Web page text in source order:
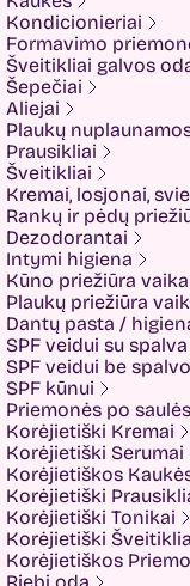
Fixderma
Fluff
Formal Bee
Fusion
Glow Hub
HeadShock
Hiskin
Holika holika
Imbue
Imbue.
INOAR
Isntree
IUNIK
K-MOM
Kadus Professional
Keenwell
KLERADERM
KOSE
Kyra
LANEIGE
Look At Me
Luvum
LYL
Mancera
MEDI-PEEL
Medicube
MESOTECH
Kondicionieriai
Formavimo
Šveitikliai galvos
Šepečiai
Aliejai
Plaukų
Prausikliai
Šveitikliai
Kremai, losjonai,
Rankų ir pėdų
Dezodorantai
Intymi higiena
Kūno priežiūra
Plaukų priežiūra
Dantų pasta /
SPF veidui su spalva
SPF veidui be
SPF kūnui
Priemonės po saulės
Korėjietiški Kremai
Korėjietiški Serumai
Korėjietiškos
Korėjietiški
Korėjietiški Tonikai
Korėjietiški
Korėjietiškos
Riebi oda